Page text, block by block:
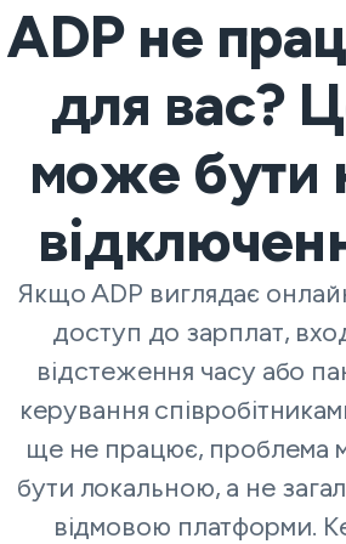
ADP не
для вас?
може бути
Якщо ADP виглядає
доступ до зарплат,
відстеження часу або
керування
ще не працює, проблема
бути локальною, а не
відмовою платформи.